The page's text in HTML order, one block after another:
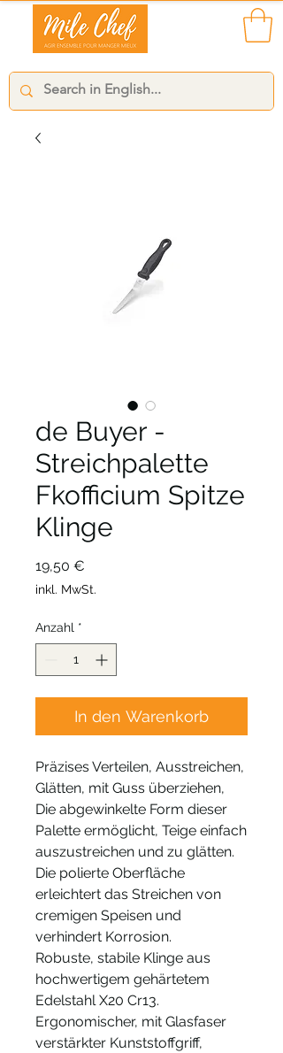
de Buyer -
Streichpalette
Fkofficium Spitze
Klinge
19,50 €
inkl. MwSt.
Anzahl *
In den Warenkorb
Präzises Verteilen, Ausstreichen,
Glätten, mit Guss überziehen,
Die abgewinkelte Form dieser
Palette ermöglicht, Teige einfach
auszustreichen und zu glätten.
Die polierte Oberfläche
erleichtert das Streichen von
cremigen Speisen und
verhindert Korrosion.
Robuste, stabile Klinge aus
hochwertigem gehärtetem
Edelstahl X20 Cr13.
Ergonomischer, mit Glasfaser
verstärkter Kunststoffgriff,